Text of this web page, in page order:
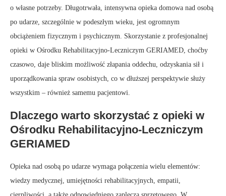
o własne potrzeby. Długotrwała, intensywna opieka domowa nad osobą
po udarze, szczególnie w podeszłym wieku, jest ogromnym
obciążeniem fizycznym i psychicznym. Skorzystanie z profesjonalnej
opieki w Ośrodku Rehabilitacyjno-Leczniczym GERIAMED, choćby
czasowo, daje bliskim możliwość złapania oddechu, odzyskania sił i
uporządkowania spraw osobistych, co w dłuższej perspektywie służy
wszystkim – również samemu pacjentowi.
Dlaczego warto skorzystać z opieki w
Ośrodku Rehabilitacyjno-Leczniczym
GERIAMED
Opieka nad osobą po udarze wymaga połączenia wielu elementów:
wiedzy medycznej, umiejętności rehabilitacyjnych, empatii,